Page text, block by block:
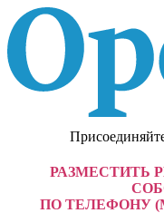
РАЗМЕСТИТЬ
ПО ТЕЛЕФОНУ